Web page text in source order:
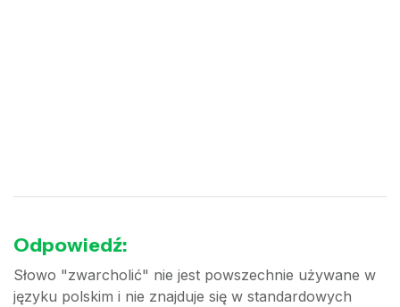
Odpowiedź:
Słowo "zwarcholić" nie jest powszechnie używane w
języku polskim i nie znajduje się w standardowych